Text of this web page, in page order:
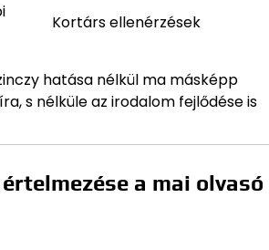
Kortárs ellenérzések
hatása nélkül ma másképp
s nélküle az irodalom fejlődése is
a mai olvasó